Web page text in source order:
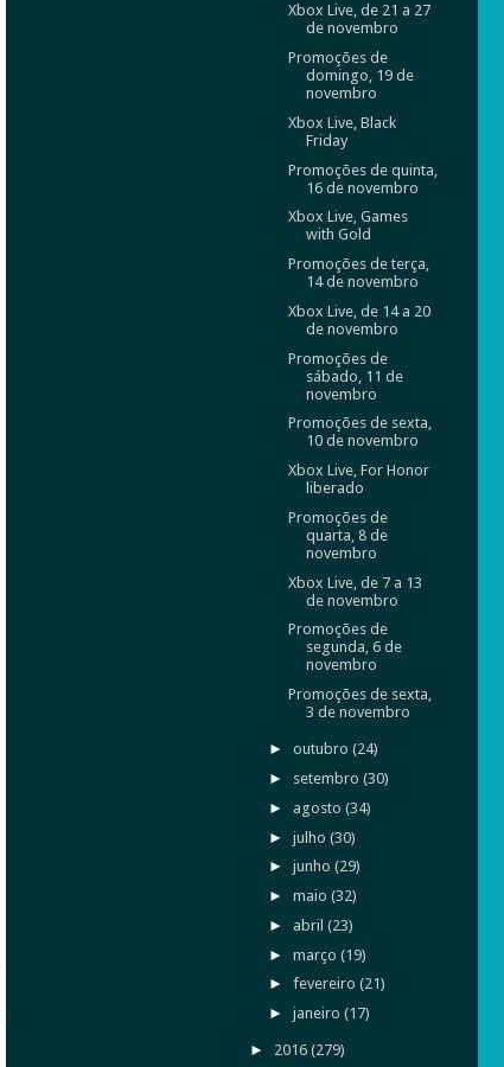
Xbox Live, de 21 a 27
de novembro
Promoções de
domingo, 19 de
novembro
Xbox Live, Black
Friday
Promoções de quinta,
16 de novembro
Xbox Live, Games
with Gold
Promoções de terça,
14 de novembro
Xbox Live, de 14 a 20
de novembro
Promoções de
sábado, 11 de
novembro
Promoções de sexta,
10 de novembro
Xbox Live, For Honor
liberado
Promoções de
quarta, 8 de
novembro
Xbox Live, de 7 a 13
de novembro
Promoções de
segunda, 6 de
novembro
Promoções de sexta,
3 de novembro
► outubro (24)
► setembro (30)
► agosto (34)
► julho (30)
► junho (29)
► maio (32)
► abril (23)
► março (19)
► fevereiro (21)
► janeiro (17)
► 2016(279)